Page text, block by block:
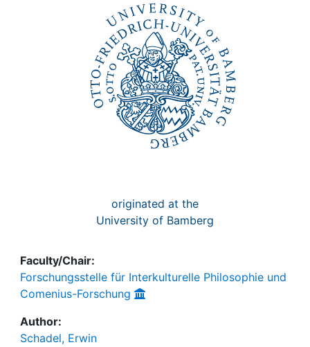
originated at the
University of Bamberg
Faculty/Chair:
Forschungsstelle für Interkulturelle Philosophie und
Comenius-Forschung
Author:
Schadel, Erwin